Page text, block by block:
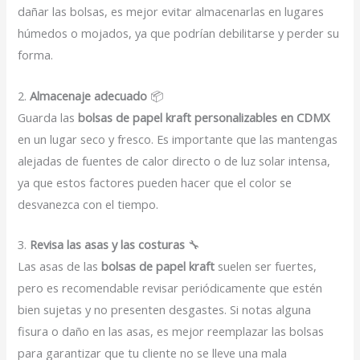
dañar las bolsas, es mejor evitar almacenarlas en lugares
húmedos o mojados, ya que podrían debilitarse y perder su
forma.
2.Almacenaje adecuado 📦
Guarda lasbolsas de papel kraft personalizables en CDMX
en un lugar seco y fresco. Es importante que las mantengas
alejadas de fuentes de calor directo o de luz solar intensa,
ya que estos factores pueden hacer que el color se
desvanezca con el tiempo.
3. Revisa las asas y las costuras 🔧
Las asas de lasbolsas de papel kraft suelen ser fuertes,
pero es recomendable revisar periódicamente que estén
bien sujetas y no presenten desgastes. Si notas alguna
fisura o daño en las asas, es mejor reemplazar las bolsas
para garantizar que tu cliente no se lleve una mala